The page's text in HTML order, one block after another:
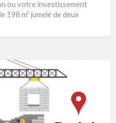
ou votre investissement
198 m² jumelé de deux